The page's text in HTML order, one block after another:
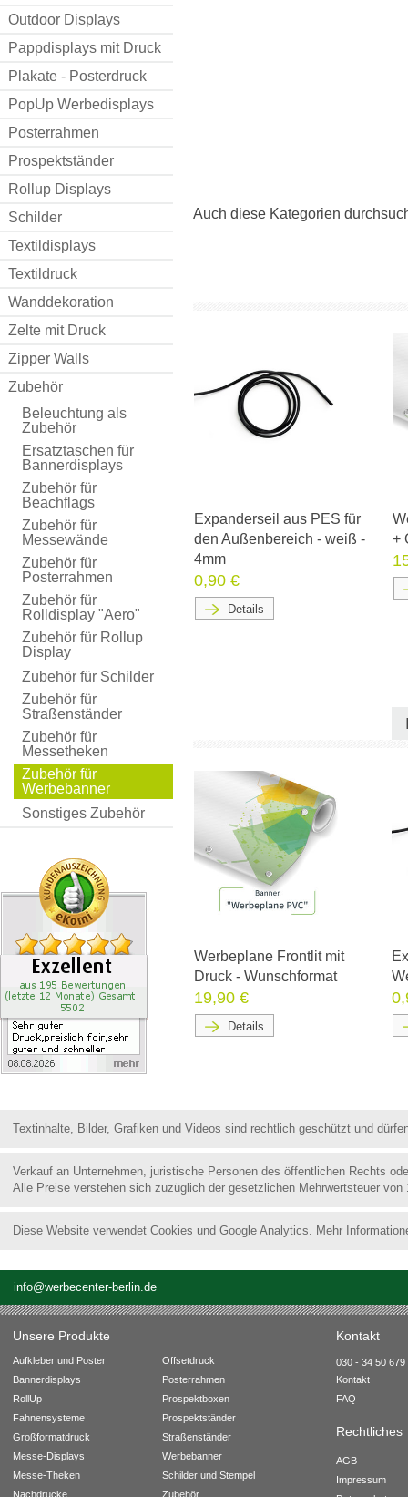
Outdoor Displays
Pappdisplays mit Druck
Plakate - Posterdruck
PopUp Werbedisplays
Posterrahmen
Prospektständer
Rollup Displays
Schilder
Textildisplays
Textildruck
Wanddekoration
Zelte mit Druck
Zipper Walls
Zubehör
Beleuchtung als
Zubehör
Ersatztaschen für
Bannerdisplays
Zubehör für
Beachflags
Zubehör für
Messewände
Zubehör für
Posterrahmen
Zubehör für
Rolldisplay "Aero"
Zubehör für Rollup
Display
Zubehör für Schilder
Zubehör für
Straßenständer
Zubehör für
Messetheken
Zubehör für
Werbebanner
Sonstiges Zubehör
Auch diese Kategorien
Expanderseil aus PES für
den Außenbereich - weiß -
4mm
0,90 €
Details
+
Werbeplane Frontlit mit
Druck - Wunschformat
19,90 €
Details
Textinhalte, Bilder, Grafiken und Videos sind rechtlich geschützt und
Verkauf an Unternehmen, juristische Personen des öffentlichen Rechts
Alle Preise verstehen sich zuzüglich der gesetzlichen Mehrwertsteuer von
Diese Website verwendet Cookies und Google Analytics. Mehr
info@werbecenter-berlin.de
Unsere Produkte Kontakt
Aufkleber und Poster
Bannerdisplays
RollUp
Fahnensysteme
Großformatdruck
Messe-Displays
Messe-Theken
Nachdrucke
Offsetdruck
Posterrahmen
Prospektboxen
Prospektständer
Straßenständer
Werbebanner
Schilder und Stempel
Zubehör
030 - 34 50 679
Kontakt
FAQ
Rechtliches
AGB
Impressum